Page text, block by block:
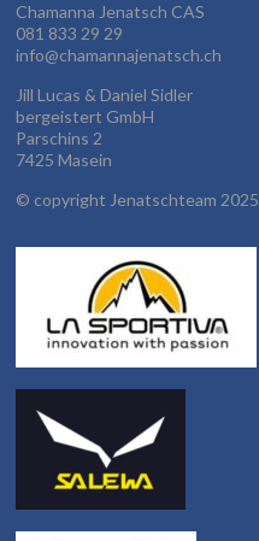
Chamanna Jenatsch CAS
081 833 29 29
info@chamannajenatsch.ch
Jill Lucas & Daniel Sidler
bergeistert GmbH
Parschins 2
7425 Masein
© copyright Jenatschteam 2025